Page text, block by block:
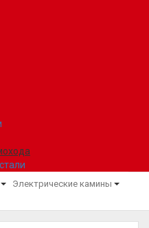
Электрические камины